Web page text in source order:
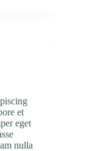
et
eget
nulla